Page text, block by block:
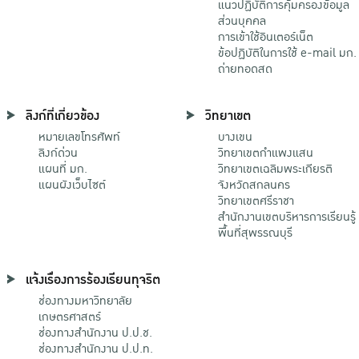
แนวปฏิบัติการคุ้มครองข้อมูล
ส่วนบุคคล
การเข้าใช้อินเตอร์เน็ต
ข้อปฏิบัติในการใช้ e-mail มก.
ถ่ายทอดสด
ลิงก์ที่เกี่ยวข้อง
หมายเลขโทรศัพท์
ลิงก์ด่วน
แผนที่ มก.
แผนผังเว็บไซต์
วิทยาเขต
บางเขน
วิทยาเขตกําแพงแสน
วิทยาเขตเฉลิมพระเกียรติ
จังหวัดสกลนคร
วิทยาเขตศรีราชา
สำนักงานเขตบริหารการเรียนรู้
พื้นที่สุพรรณบุรี
แจ้งเรื่องการร้องเรียนทุจริต
ช่องทางมหาวิทยาลัย
เกษตรศาสตร์
ช่องทางสำนักงาน ป.ป.ช.
ช่องทางสำนักงาน ป.ป.ท.